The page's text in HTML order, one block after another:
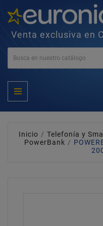
Venta exclusiva en
Inicio Telefonía y
PowerBank